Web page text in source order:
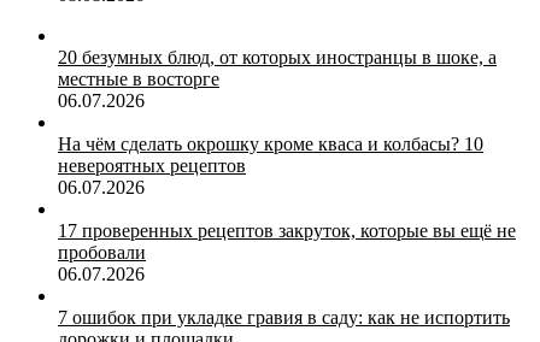
20 безумных блюд, от которых иностранцы в шоке, а
местные в восторге
06.07.2026
На чём сделать окрошку кроме кваса и колбасы? 10
невероятных рецептов
06.07.2026
17 проверенных рецептов закруток, которые вы ещё не
пробовали
06.07.2026
7 ошибок при укладке гравия в саду: как не испортить